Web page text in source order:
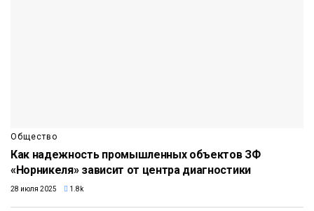
Общество
Как надежность промышленных объектов ЗФ
«Норникеля» зависит от центра диагностики
28 июля 2025 1.8k